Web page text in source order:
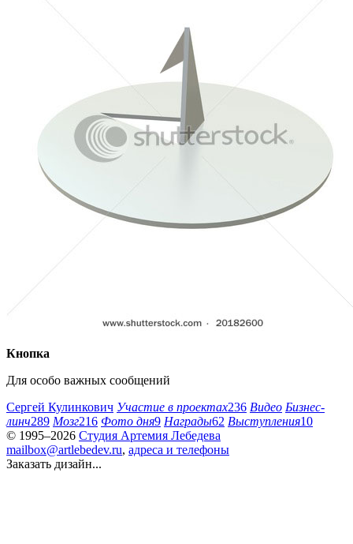
Кнопка
Для особо важных сообщений
Сергей Кулинкович Участие в проектах236 Видео Бизнес-
линч289 Мозг216 Фото дня9 Награды62 Выступления10
© 1995–2026 Студия Артемия Лебедева
mailbox@artlebedev.ru, адреса и телефоны
Заказать дизайн...